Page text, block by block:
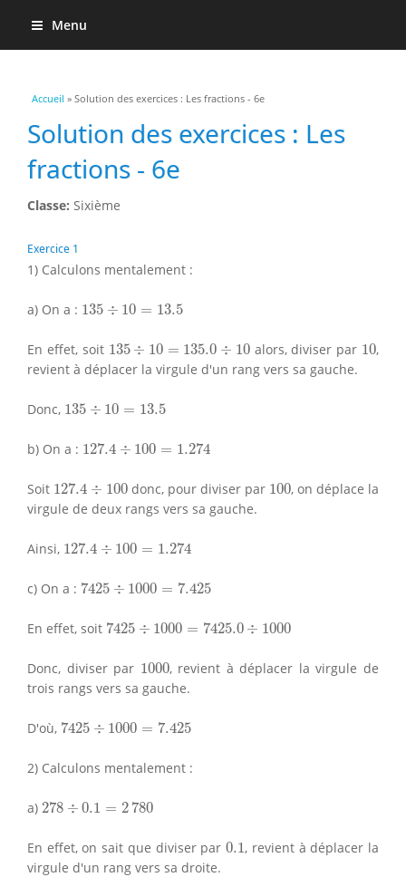
Menu
Vous êtes ici
Accueil » Solution des exercices : Les fractions - 6e
Solution des exercices : Les
fractions - 6e
Classe: Sixième
Exercice 1
1) Calculons mentalement :
a) On a : 135 ÷ 10 = 13.5
135 ÷ 10 13.5
En effet, soit 135 ÷ 10 = 135.0 ÷ 10
135 ÷ 10= 135.0÷ 10 alors, diviser par 10
10,
revient à déplacer la virgule d'un rang vers sa gauche.
Donc, 135 ÷ 10 = 13.5
135 ÷ 10 13.5
b) On a : 127.4 ÷ 100 = 1.274
127.4 ÷ 100 1.274
Soit 127.4 ÷ 100
127.4 ÷ 100donc, pour diviser par 100
100, on déplace la
virgule de deux rangs vers sa gauche.
Ainsi, 127.4 ÷ 100 = 1.274
127.4 ÷ 100 1.274
c) On a : 7425 ÷ 1000 = 7.425
7425 ÷ 1000 7.425
En effet, soit 7425 ÷ 1000 = 7425.0 ÷ 1000
7425 ÷ 1000 7425.0 ÷ 1000
Donc, diviser par 1000
1000, revient à déplacer la virgule de
trois rangs vers sa gauche.
D'où, 7425 ÷ 1000 = 7.425
7425 ÷ 1000 7.425
2) Calculons mentalement :
a) 278 ÷ 0.1 = 2 780
278 ÷ 0.1 780
En effet, on sait que diviser par0.1
0.1 , revient à déplacer la
virgule d'un rang vers sa droite.